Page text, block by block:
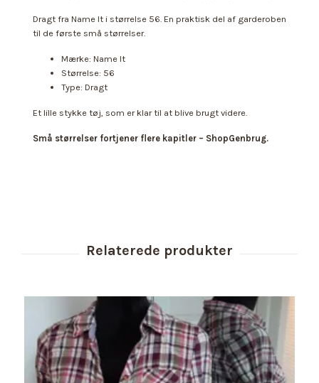
Dragt fra Name It i størrelse 56. En praktisk del af garderoben
til de første små størrelser.
Mærke: Name It
Størrelse: 56
Type: Dragt
Et lille stykke tøj, som er klar til at blive brugt videre.
Små størrelser fortjener flere kapitler – ShopGenbrug.